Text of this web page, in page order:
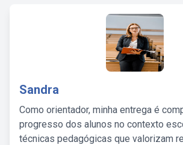
Sandra
Como orientador, minha entrega é
progresso dos alunos no contexto
técnicas pedagógicas que valorizam